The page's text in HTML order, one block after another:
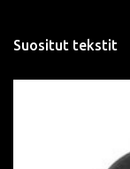
Suositut tekstit